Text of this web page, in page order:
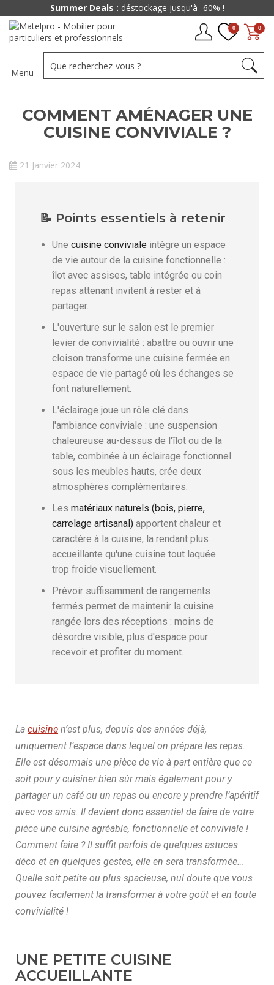
0
0
Menu
COMMENT AMÉNAGER UNE
CUISINE CONVIVIALE ?
21 Janvier 2024
📝 Points essentiels à retenir
Une cuisine conviviale intègre un espace
de vie autour de la cuisine fonctionnelle :
îlot avec assises, table intégrée ou coin
repas attenant invitent à rester et à
partager.
L'ouverture sur le salon est le premier
levier de convivialité : abattre ou ouvrir une
cloison transforme une cuisine fermée en
espace de vie partagé où les échanges se
font naturellement.
L'éclairage joue un rôle clé dans
l'ambiance conviviale : une suspension
chaleureuse au-dessus de l'îlot ou de la
table, combinée à un éclairage fonctionnel
sous les meubles hauts, crée deux
atmosphères complémentaires.
Les matériaux naturels (bois, pierre,
carrelage artisanal) apportent chaleur et
caractère à la cuisine, la rendant plus
accueillante qu'une cuisine tout laquée
trop froide visuellement.
Prévoir suffisamment de rangements
fermés permet de maintenir la cuisine
rangée lors des réceptions : moins de
désordre visible, plus d'espace pour
recevoir et profiter du moment.
La cuisine n’est plus, depuis des années déjà,
uniquement l’espace dans lequel on prépare les repas.
Elle est désormais une pièce de vie à part entière que ce
soit pour y cuisiner bien sûr mais également pour y
partager un café ou un repas ou encore y prendre l’apéritif
avec vos amis. Il devient donc essentiel de faire de votre
pièce une cuisine agréable, fonctionnelle et conviviale !
Comment faire ? Il suffit parfois de quelques astuces
déco et en quelques gestes, elle en sera transformée…
Quelle soit petite ou plus spacieuse, nul doute que vous
pouvez facilement la transformer à votre goût et en toute
convivialité !
UNE PETITE CUISINE
ACCUEILLANTE
Summer Deals : déstockage jusqu'à -60% !